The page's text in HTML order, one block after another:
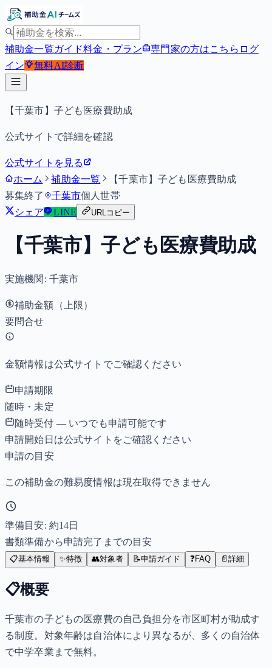
補助金一覧ガイド料金・プラン 専門家の方はこちら ログ
イン
無料AI診断
【千葉市】子ども医療費助成
公式サイトで詳細を確認
公式サイトを見る
ホーム
補助金一覧
【千葉市】子ども医療費助成
募集終了
千葉市個人世帯
シェア
LINE URLコピー
【千葉市】子ども医療費助成
実施機関: 千葉市
補助金額（上限）
要問合せ
金額情報は公式サイトでご確認ください
申請期限
随時・未定
随時受付 — いつでも申請可能です
申請開始日は公式サイトをご確認ください
申請の目安
この補助金の難易度情報は現在取得できません
準備目安: 約14日
書類準備から申請完了までの目安
📋基本情報 ✨特徴 👥対象者 📝申請ガイド ❓FAQ 📄 詳細
📋概要
千葉市の子どもの医療費の自己負担分を市区町村が助成す
る制度。対象年齢は自治体により異なるが、多くの自治体
で中学卒業まで無料。